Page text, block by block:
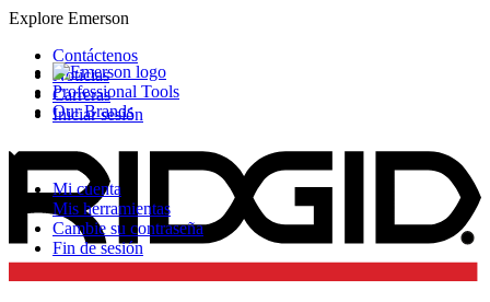
Explore Emerson
Professional Tools
Our Brands
Contáctenos
Noticias
Carreras
Iniciar sesión
Mi cuenta
Mis herramientas
Cambie su contraseña
Fin de sesión